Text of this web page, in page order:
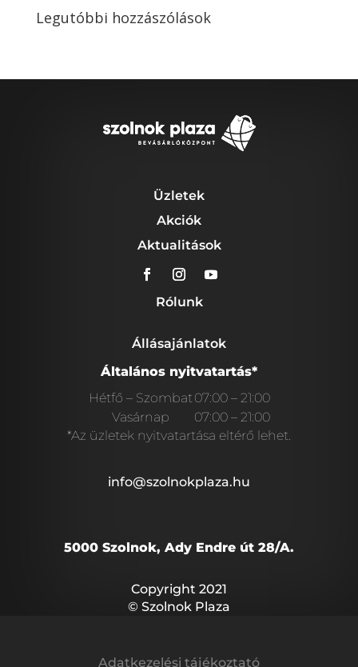
Legutóbbi hozzászólások
Üzletek
Akciók
Aktualitások
Rólunk
Állásajánlatok
Általános nyitvatartás*
Hétfő – Szombat07:00 – 21:00
Vasárnap
07:00 – 21:00
*Az üzletek nyitvatartása eltérő lehet.
info@szolnokplaza.hu
5000 Szolnok, Ady Endre út 28/A.
Copyright 2021
© Szolnok Plaza
Adatkezelési tájékoztató